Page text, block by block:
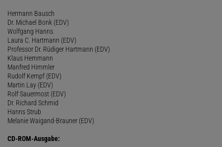
Hermann Bausch
Dr. Michael Bonk (EDV)
Wolfgang Hanns
Laura C. Hartmann (EDV)
Professor Dr. Rüdiger Hartmann (EDV)
Klaus Hemmann
Manfred Himmler
Rudolf Kempf (EDV)
Martin Lay (EDV)
Rolf Sauermost (EDV)
Dr. Richard Schmid
Hanns Strub
Melanie Waigand-Brauner (EDV)
CD-ROM-Ausgabe: